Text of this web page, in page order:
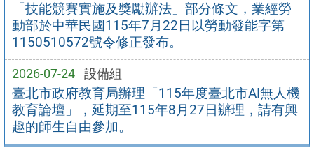
「技能競賽實施及獎勵辦法」部分條文，業經勞
動部於中華民國115年7月22日以勞動發能字第
1150510572號令修正發布。
2026-07-24 設備組
臺北市政府教育局辦理「115年度臺北市AI無人機
教育論壇」，延期至115年8月27日辦理，請有興
趣的師生自由參加。